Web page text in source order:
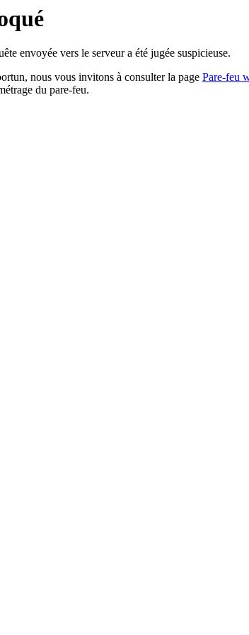
envoyée vers le serveur a été jugée suspicieuse.
nous vous invitons à consulter la page Pare-feu
du pare-feu.